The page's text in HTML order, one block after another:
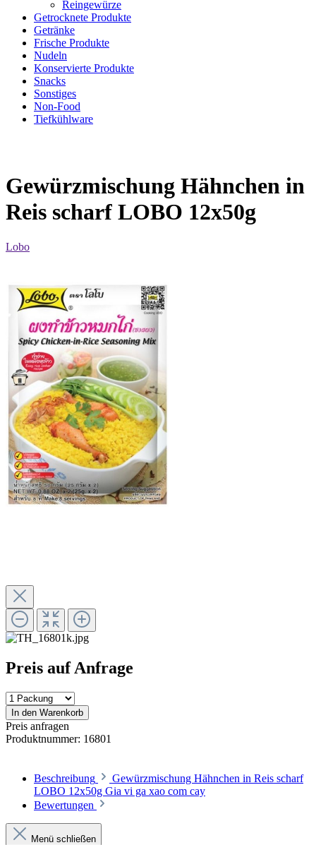
Reingewürze
Getrocknete Produkte
Getränke
Frische Produkte
Nudeln
Konservierte Produkte
Snacks
Sonstiges
Non-Food
Tiefkühlware
Gewürzmischung Hähnchen in
Reis scharf LOBO 12x50g
Lobo
Preis auf Anfrage
In den Warenkorb
Preis anfragen
Produktnummer: 16801
Beschreibung
Gewürzmischung Hähnchen in Reis scharf
LOBO 12x50g Gia vi ga xao com cay
Bewertungen
Menü schließen